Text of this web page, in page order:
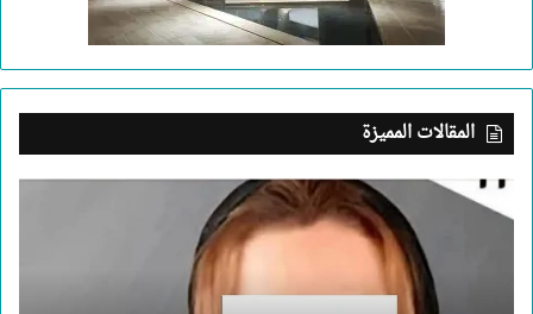
المقالات المميزة
بعد
جريمة